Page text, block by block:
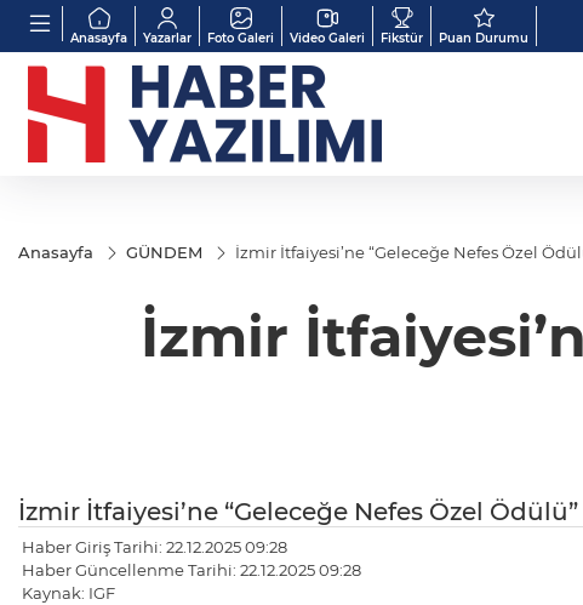
Anasayfa Yazarlar Foto Galeri Video Galeri Fikstür Puan Durumu
Anasayfa GÜNDEM İzmir İtfaiyesi’ne “Geleceğe Nefes Özel
İzmir
İzmir İtfaiyesi’ne “Geleceğe Nefes Özel Ödülü”
Haber Giriş Tarihi: 22.12.2025 09:28
Haber Güncellenme Tarihi: 22.12.2025 09:28
Kaynak: IGF